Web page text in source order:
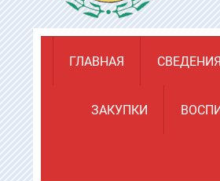
ГЛАВНАЯ
ЗАКУПКИ